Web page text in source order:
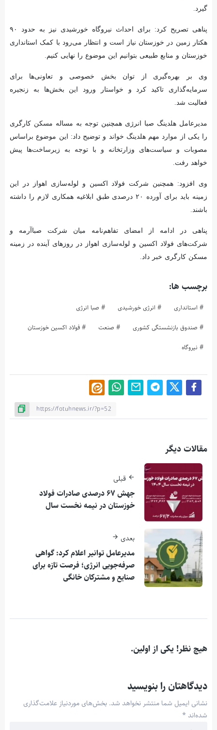
گیرد.
پناهی تصریح کرد: برای احداث نیروگاه خورشیدی نیز به حدود ۹۰
هکتار زمین در خوزستان نیاز است و انتظار می‌رود با کمک استانداری
خوزستان و منابع طبیعی بتوانیم این موضوع را نهایی کنیم.
وی بر بهره‌گیری از توان بخش خصوصی و تعاونی‌ها برای
سرمایه‌گذاری تاکید کرد و خواستار ورود این بخش‌ها به زنجیره
فعالیت شد.
مدیرعامل هلدینگ صبا انرژی همچنین توجه به مساله مسکن کارگری
را یکی از موارد مهم هلدینگ خواند و توضیح داد: این موضوع براساس
مصوبات و سیاست‌های وزارتخانه و با توجه به زیرساخت‌ها پیش
خواهد رفت.
وی افزود: همچنین شرکت فولاد اکسین و لوله‌سازی اهواز در این
زمینه باید برای آورده ۲۰ درصدی طبق ابلاغیه همکاری لازم را داشته
باشند.
پناهی در ادامه از امضای تفاهم‌نامه میان شرکت صباآرمه و
شرکت‌های فولاد اکسین و لوله‌سازی اهواز در روزهای آینده در زمینه
مسکن کارگری خبر داد.
برچسب ها:
استانداری انرژی خورشیدی صبا انرژی
صندوق بازنشستگی کشوری صنعت فولاد اکسین خوزستان
نیروگاه
مقالات دیگر
قبلی
جهش ۶۷ درصدی صادرات فولاد
خوزستان در نیمه نخست سال
بعدی
مدیرعامل توانیر اعلام کرد: گواهی
صرفه‌جویی انرژی؛ فرصت تازه برای
صنایع و مشتركان خانگی
هیچ نظر! یکی از اولین.
دیدگاهتان را بنویسید
نشانی ایمیل شما منتشر نخواهد شد. بخش‌های موردنیاز علامت‌گذاری
شده‌اند *